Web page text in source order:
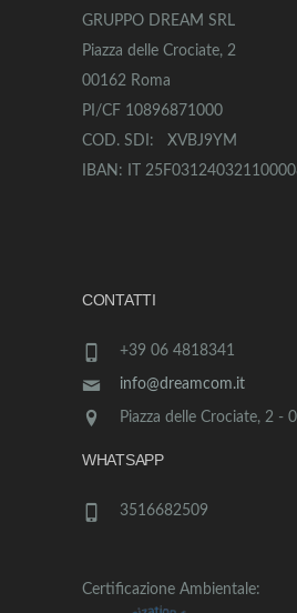
GRUPPO DREAM SRL
Piazza delle Crociate, 2
00162 Roma
PI/CF 10896871000
COD. SDI: XVBJ9YM
IBAN: IT
CONTATTI
+39 06 4818341
info@dreamcom.it
Piazza delle Crociate, 2 -
WHATSAPP
3516682509
Certificazione Ambientale: